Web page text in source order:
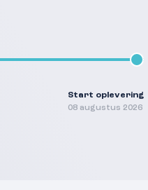
Start oplevering
08 augustus 2026